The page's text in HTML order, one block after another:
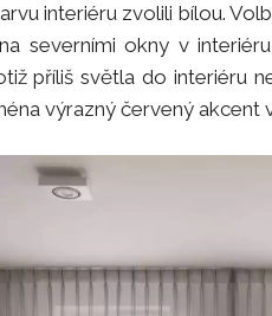
interiéru zvolili bílou.
severními okny v
příliš světla do interiéru
výrazný červený akcent